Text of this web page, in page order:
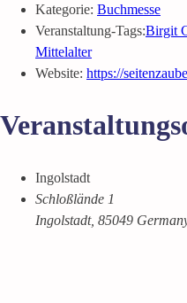
Kategorie: Buchmesse
Veranstaltung-Tags:Birgit
Mittelalter
Website: https://
Ingolstadt
Schloßlände 1
Ingolstadt, 85049